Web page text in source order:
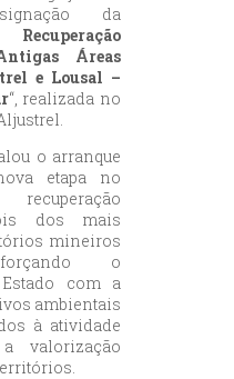
da
Áreas
e Lousal –
“, realizada no
o arranque
etapa no
dos mais
mineiros
o
com a
ambientais
à atividade
valorização